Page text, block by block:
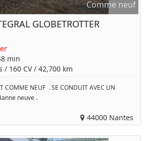
Comme neuf
GLOBETROTTER
min
/ 160 CV / 42,700 km
COMME NEUF . SE CONDUIT AVEC UN
neuve .
44000 Nantes